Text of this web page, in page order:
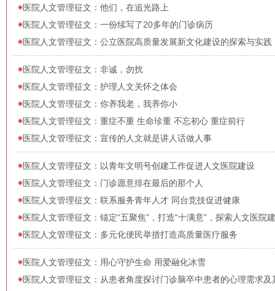
医院人文管理征文：他们，在追光路上
医院人文管理征文：一份续写了20多年的门诊病历
医院人文管理征文：公立医院高质量发展新文化建设的探索与实践
医院人文管理征文：非诚，勿扰
医院人文管理征文：护理人文关怀之体会
医院人文管理征文：你养我老，我养你小
医院人文管理征文：重症不重 生命珍重 不忘初心 重症前行
医院人文管理征文：宣传的人文就是讲人话做人事
医院人文管理征文：以青年文明号创建工作促进人文医院建设
医院人文管理征文：门诊愿意排在最后的那个人
医院人文管理征文：联系服务青年人才 同台竞技促进健康
医院人文管理征文：锚定“五聚焦”，打造“十满意”，探索人文医院
医院人文管理征文：多元化便民举措打造高质量医疗服务
医院人文管理征文：用心守护生命 用爱融化冰雪
医院人文管理征文：从患者角度探讨门诊脑卒中患者的心理需求